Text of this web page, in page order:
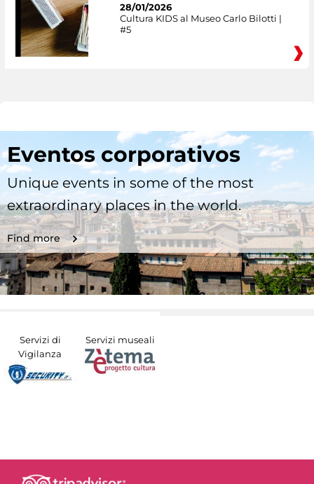
28/01/2026
Cultura KIDS al Museo Carlo Bilotti |
#5
Eventos corporativos
Unique events in some of the most
extraordinary places in the world.
Find more
Servizi di
Vigilanza
Servizi museali